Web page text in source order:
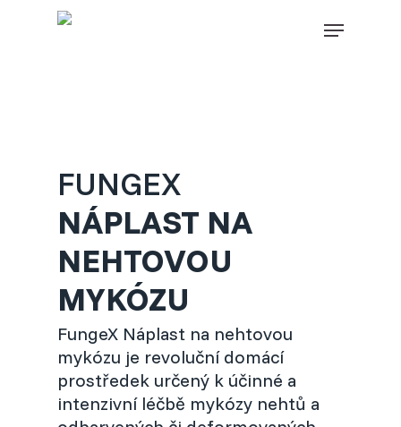
Menu
FUNGEX
NÁPLAST NA
NEHTOVOU
MYKÓZU
FungeX Náplast na nehtovou
mykózu je revoluční domácí
prostředek určený k účinné a
intenzivní léčbě mykózy nehtů a
menu
DOMŮ
Belgium (Dutch)
Bosnia (Bosnian)
Croatia (Croatian)